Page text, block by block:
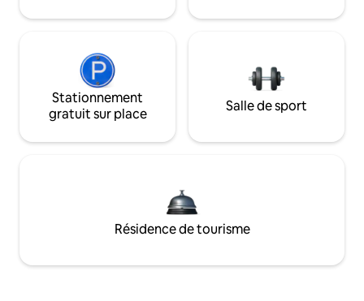
Stationnement
gratuit sur place
Salle de sport
Résidence de tourisme